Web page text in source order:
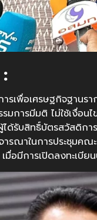
ารเพื่อเศรษฐกิจฐา
การมีมติ ไม่ใช้เงื่อน
ด้รับสิทธิ์บัตรสวัสดิก
รณาในการประชุมค
อมีการเปิดลงทะเบี